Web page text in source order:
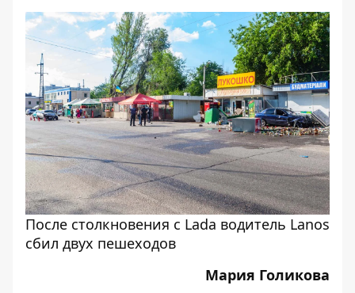
После столкновения с Lada водитель Lanos
сбил двух пешеходов
Мария Голикова